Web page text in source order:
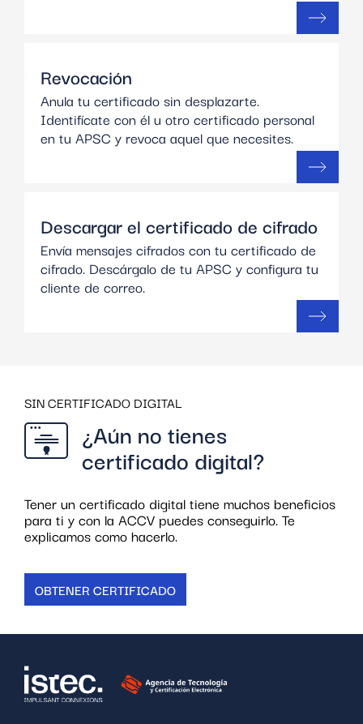
Revocación
Anula tu certificado sin desplazarte.
Identifícate con él u otro certificado personal
en tu APSC y revoca aquel que necesites.
Descargar el certificado de cifrado
Envía mensajes cifrados con tu certificado de
cifrado. Descárgalo de tu APSC y configura tu
cliente de correo.
SIN CERTIFICADO DIGITAL
¿Aún no tienes
certificado digital?
Tener un certificado digital tiene muchos beneficios
para ti y con la ACCV puedes conseguirlo. Te
explicamos como hacerlo.
OBTENER CERTIFICADO